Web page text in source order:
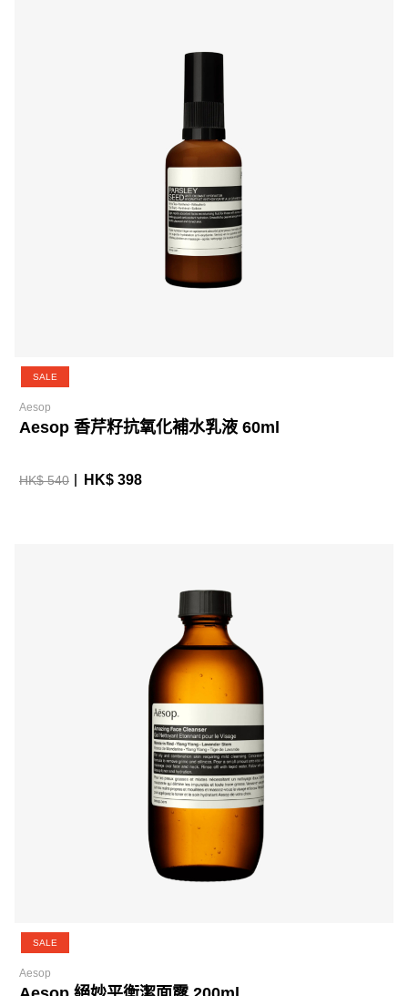
SALE
Aesop
Aesop 香芹籽抗氧化補水乳液 60ml
HK$ 540 HK$ 398
SALE
Aesop